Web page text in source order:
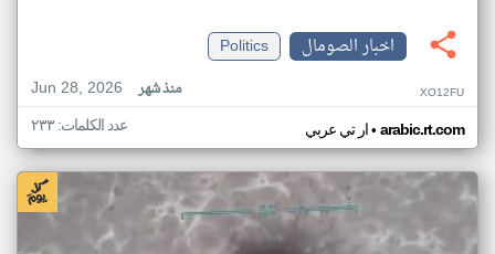
اخبار الصومال
Politics
Jun 28, 2026
منذ شهر XO12FU
ار تي عربي• arabic.rt.com عدد الكلمات: ٢٣٣